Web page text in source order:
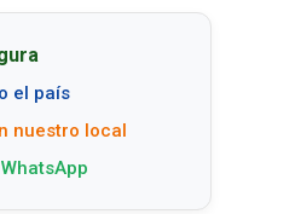
el país
nuestro local